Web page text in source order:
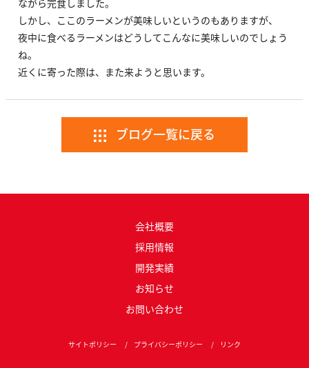
しかし、ここのラーメンが美味しいというのもありますが、
夜中に食べるラーメンはどうしてこんなに美味しいのでしょう
ね。
近くに寄った際は、また来ようと思います。
ブログ一覧に戻る
会社概要
採用情報
開発実績
お知らせ
お問い合わせ
サイトポリシー プライバシーポリシー リンク